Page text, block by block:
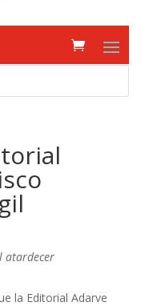
atardecer
la Editorial Adarve